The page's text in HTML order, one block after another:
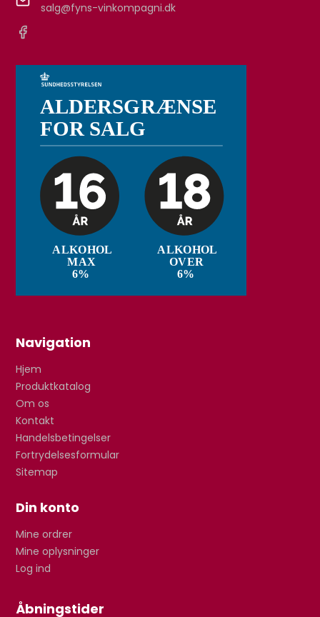
salg@fyns-vinkompagni.dk
Navigation
Hjem
Produktkatalog
Om os
Kontakt
Handelsbetingelser
Fortrydelsesformular
Sitemap
Din konto
Mine ordrer
Mine oplysninger
Log ind
Åbningstider